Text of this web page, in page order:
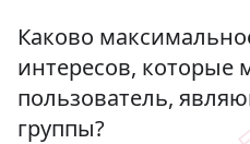
Каково
интересов, которые
пользователь,
группы?